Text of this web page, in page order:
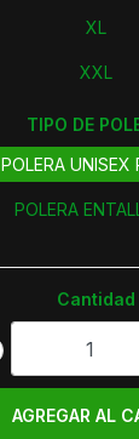
XL
XXL
TIPO DE
POLERA UNISEX
POLERA
Cantidad